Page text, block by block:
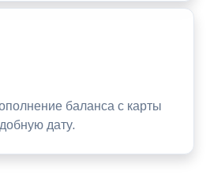
баланса с карты
дату.